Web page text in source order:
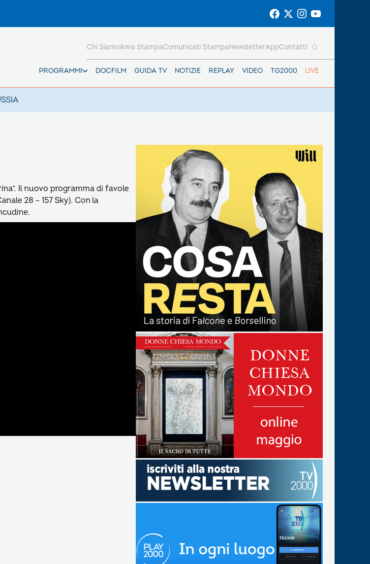
PROGRAMMI DOCFILM GUIDA TV NOTIZIE REPLAY VIDEO TG2000 LIVE
Chi SiamoArea StampaComunicati StampaNewsletterAppContatti
Il nuovo programma di favole
28 – 157 Sky). Con la